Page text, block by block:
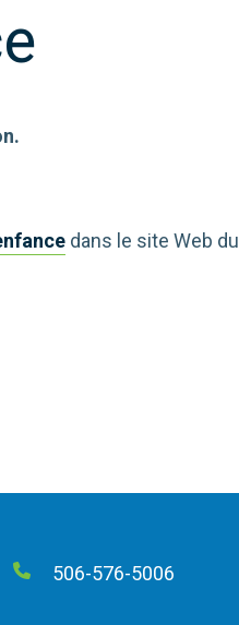
dans le site Web
506-576-5006